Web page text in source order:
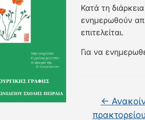
Κατά τη
ενημερωθούν
επιτελείται.
Για να
←